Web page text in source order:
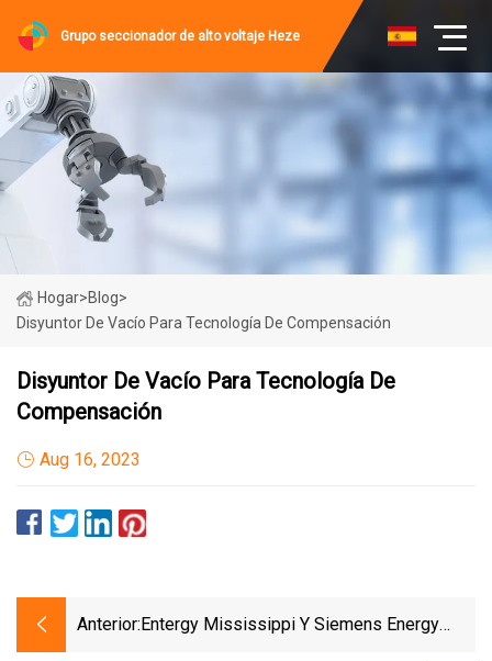
Grupo seccionador de alto voltaje Heze
Hogar>Blog>
Disyuntor De Vacío Para Tecnología De Compensación
Disyuntor De Vacío Para Tecnología De
Compensación
Aug 16, 2023
Anterior: Entergy Mississippi Y Siemens Energy